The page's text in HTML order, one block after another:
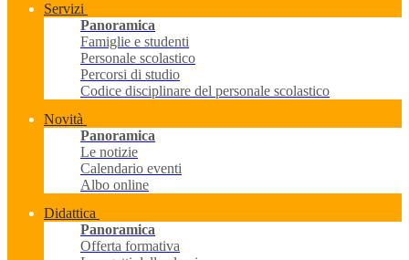
Servizi
Panoramica
Famiglie e studenti
Personale scolastico
Percorsi di studio
Codice disciplinare del personale scolastico
Novità
Panoramica
Le notizie
Calendario eventi
Albo online
Didattica
Panoramica
Offerta formativa